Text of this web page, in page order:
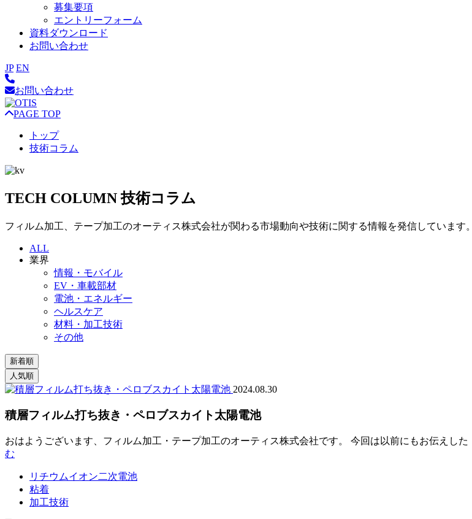
募集要項
エントリーフォーム
資料ダウンロード
お問い合わせ
JP EN
お問い合わせ
PAGE TOP
トップ
技術コラム
TECH COLUMN 技術コラム
フィルム加工、テープ加工のオーティス株式会社が関わる市場動向や技術に関する情報を発信しています。
ALL
業界
情報・モバイル
EV・車載部材
電池・エネルギー
ヘルスケア
材料・加工技術
その他
2024.08.30
積層フィルム打ち抜き・ペロブスカイト太陽電池
おはようございます、フィルム加工・テープ加工のオーティス株式会社です。 今回は以前にもお伝えし
む
リチウムイオン二次電池
粘着
加工技術